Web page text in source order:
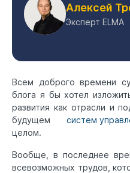
Алексей
Эксперт ELMA
Всем доброго времени
блога я бы хотел
развития как отрасли и
будущем систем
целом.
Вообще, в последнее
всевозможных трудов,